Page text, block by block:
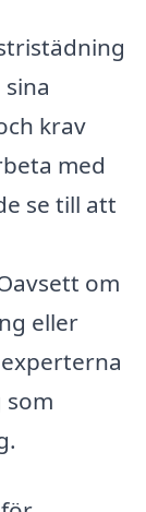
krav
med
se till att
om
eller
som